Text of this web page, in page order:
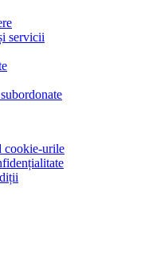
servicii
cookie-urile